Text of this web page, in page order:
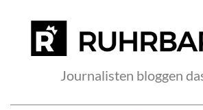
Journalisten bloggen